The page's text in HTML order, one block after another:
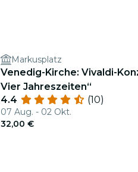
Markusplatz
Venedig-Kirche: Vivaldi-
Vier Jahreszeiten“
4.4
(10)
07 Aug. - 02 Okt.
32,00 €